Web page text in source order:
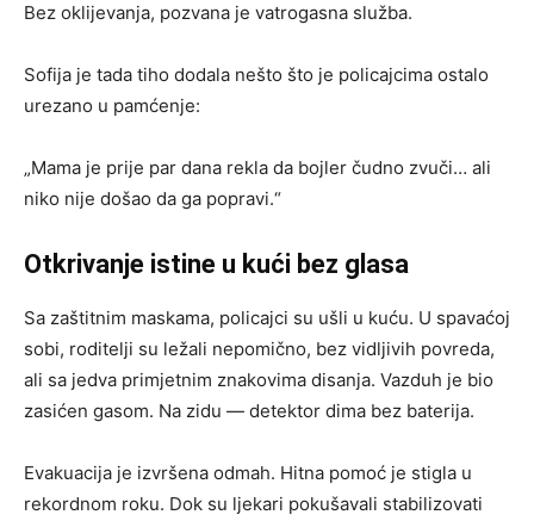
Bez oklijevanja, pozvana je vatrogasna služba.
Sofija je tada tiho dodala nešto što je policajcima ostalo
urezano u pamćenje:
„Mama je prije par dana rekla da bojler čudno zvuči… ali
niko nije došao da ga popravi.“
Otkrivanje istine u kući bez glasa
Sa zaštitnim maskama, policajci su ušli u kuću. U spavaćoj
sobi, roditelji su ležali nepomično, bez vidljivih povreda,
ali sa jedva primjetnim znakovima disanja. Vazduh je bio
zasićen gasom. Na zidu — detektor dima bez baterija.
Evakuacija je izvršena odmah. Hitna pomoć je stigla u
rekordnom roku. Dok su ljekari pokušavali stabilizovati